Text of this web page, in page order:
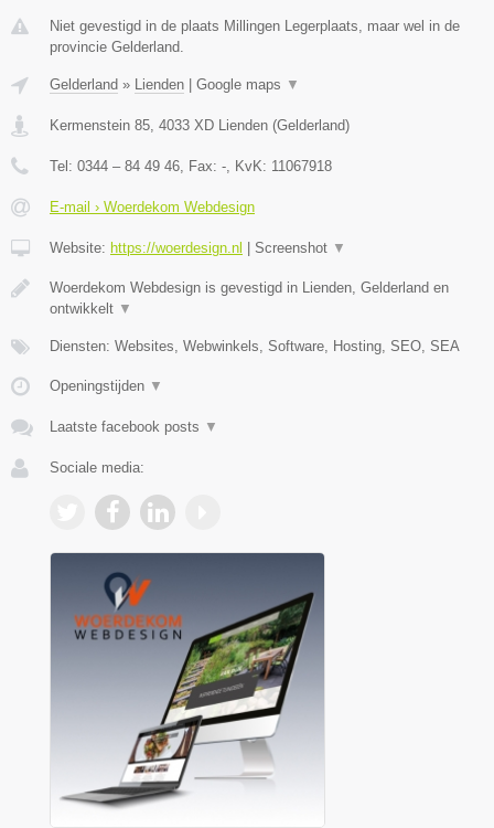
Niet gevestigd in de plaats Millingen Legerplaats, maar wel in de
provincie Gelderland.
Gelderland » Lienden Google maps ▼
Kermenstein 85 4033 XD Lienden (Gelderland)
Tel: 0344 – 84 49 46 , Fax: - , KvK: 11067918
E-mail › Woerdekom Webdesign
Website: https://woerdesign.nl Screenshot ▼
Woerdekom Webdesign is gevestigd in Lienden, Gelderland en
ontwikkelt ▼
Diensten: Websites, Webwinkels, Software, Hosting, SEO, SEA
Openingstijden ▼
Laatste facebook posts ▼
Sociale media: